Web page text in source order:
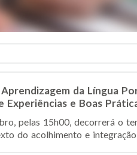
da Língua
Experiências e Boas
pelas 15h00, decorrerá o
do acolhimento e